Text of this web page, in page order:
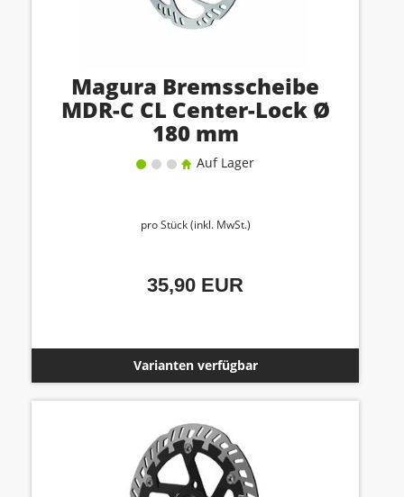
Magura Bremsscheibe
MDR-C CL Center-Lock Ø
180 mm
Auf Lager
pro Stück (inkl. MwSt.)
35,90 EUR
Varianten verfügbar